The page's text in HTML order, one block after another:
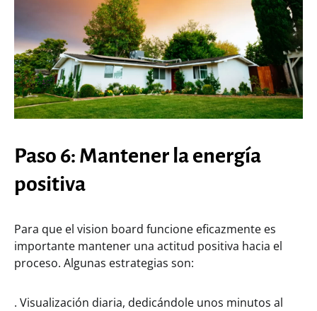
Paso 6: Mantener la energía
positiva
Para que el vision board funcione eficazmente es
importante mantener una actitud positiva hacia el
proceso. Algunas estrategias son:
. Visualización diaria, dedicándole unos minutos al